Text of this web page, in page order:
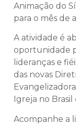
Animação do
para o mês de
A atividade é
oportunidade
lideranças e
das novas
Igreja no
Acompanhe a